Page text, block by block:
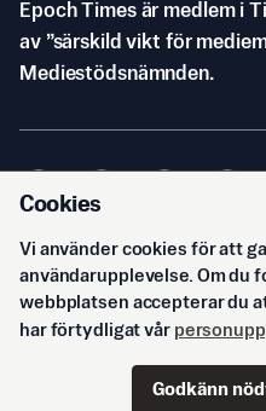
Epoch Times är medlem i
av ”särskild vikt för
Mediestödsnämnden.
© Svenska Epoch Times AB2026
Cookies
Vi använder cookies för att
användarupplevelse. Om du
webbplatsen accepterar du
har förtydligat vår
Godkänn